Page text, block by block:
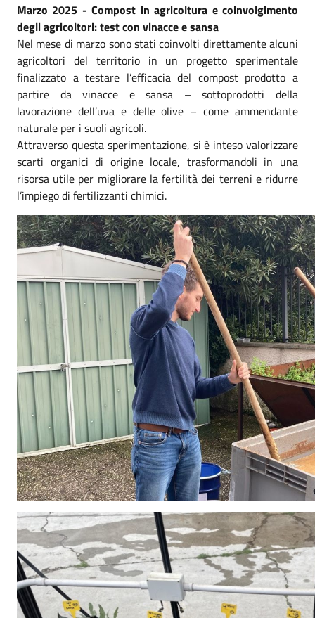
Marzo 2025 - Compost in agricoltura e coinvolgimento
degli agricoltori: test con vinacce e sansa
Nel mese di marzo sono stati coinvolti direttamente alcuni
agricoltori del territorio in un progetto sperimentale
finalizzato a testare l’efficacia del compost prodotto a
partire da vinacce e sansa – sottoprodotti della
lavorazione dell’uva e delle olive – come ammendante
naturale per i suoli agricoli.
Attraverso questa sperimentazione, si è inteso valorizzare
scarti organici di origine locale, trasformandoli in una
risorsa utile per migliorare la fertilità dei terreni e ridurre
l’impiego di fertilizzanti chimici.